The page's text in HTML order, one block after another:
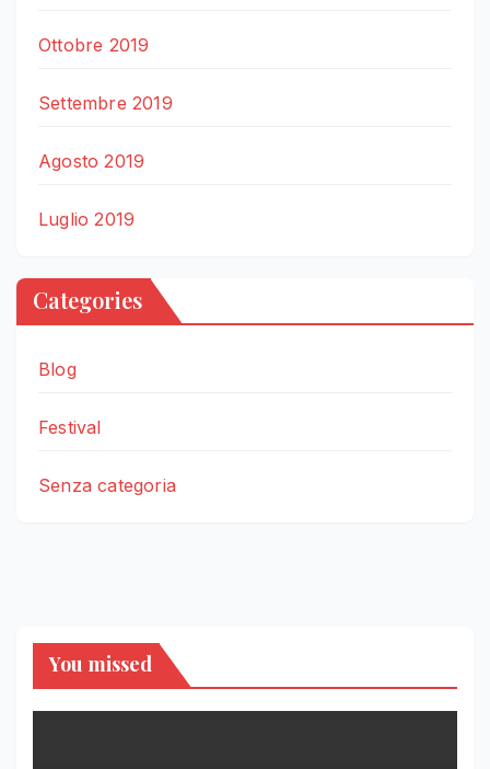
Ottobre 2019
Settembre 2019
Agosto 2019
Luglio 2019
Categories
Blog
Festival
Senza categoria
You missed